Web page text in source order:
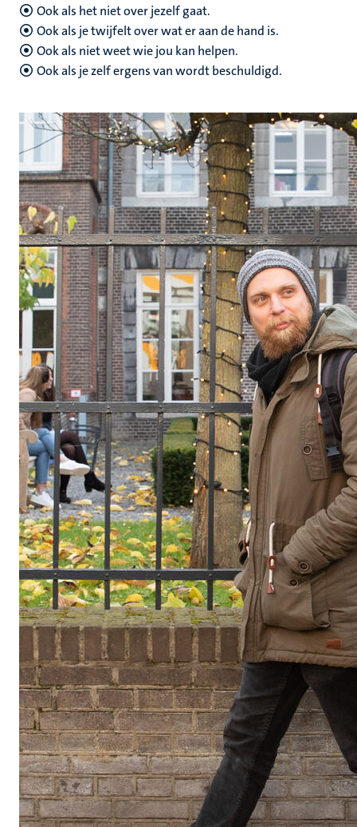
Ook als het niet over jezelf gaat.
Ook als je twijfelt over wat er aan de hand is.
Ook als niet weet wie jou kan helpen.
Ook als je zelf ergens van wordt beschuldigd.